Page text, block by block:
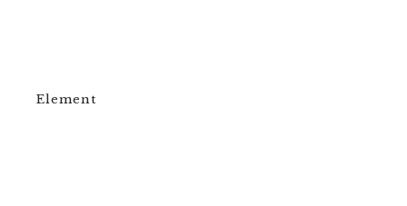
Element